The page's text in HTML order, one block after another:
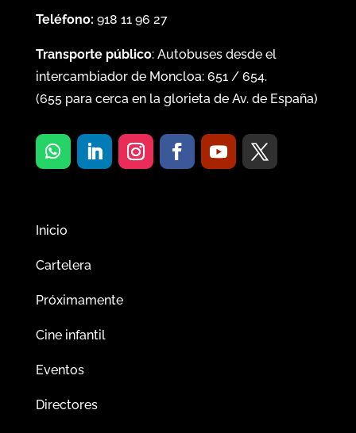
Teléfono: 918 11 96 27
Transporte público: Autobuses desde el
intercambiador de Moncloa: 651/ 654.
(655para cerca en la glorieta de Av. de España)
Inicio
Cartelera
Próximamente
Cine infantil
Eventos
Directores